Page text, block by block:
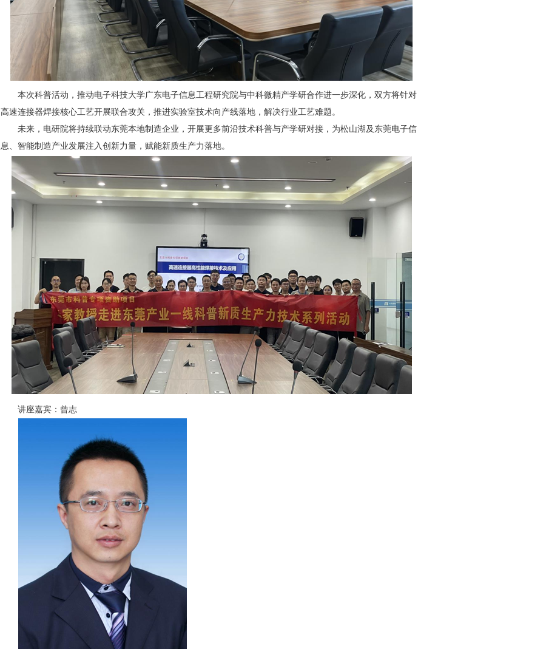
本次科普活动，推动电子科技大学广东电子信息工程研究院与中科微精产学研合作进一步深化，双方将针对
高速连接器焊接核心工艺开展联合攻关，推进实验室技术向产线落地，解决行业工艺难题。
未来，电研院将持续联动东莞本地制造企业，开展更多前沿技术科普与产学研对接，为松山湖及东莞电子信
息、智能制造产业发展注入创新力量，赋能新质生产力落地。
讲座嘉宾：曾志